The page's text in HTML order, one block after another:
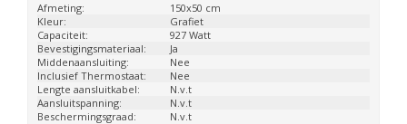
Afmeting:
150x50 cm
Kleur:
Grafiet
Capaciteit:
927 Watt
Bevestigingsmateriaal:
Ja
Middenaansluiting:
Nee
Inclusief Thermostaat:
Nee
Lengte aansluitkabel:
N.v.t
Aansluitspanning:
N.v.t
Beschermingsgraad:
N.v.t